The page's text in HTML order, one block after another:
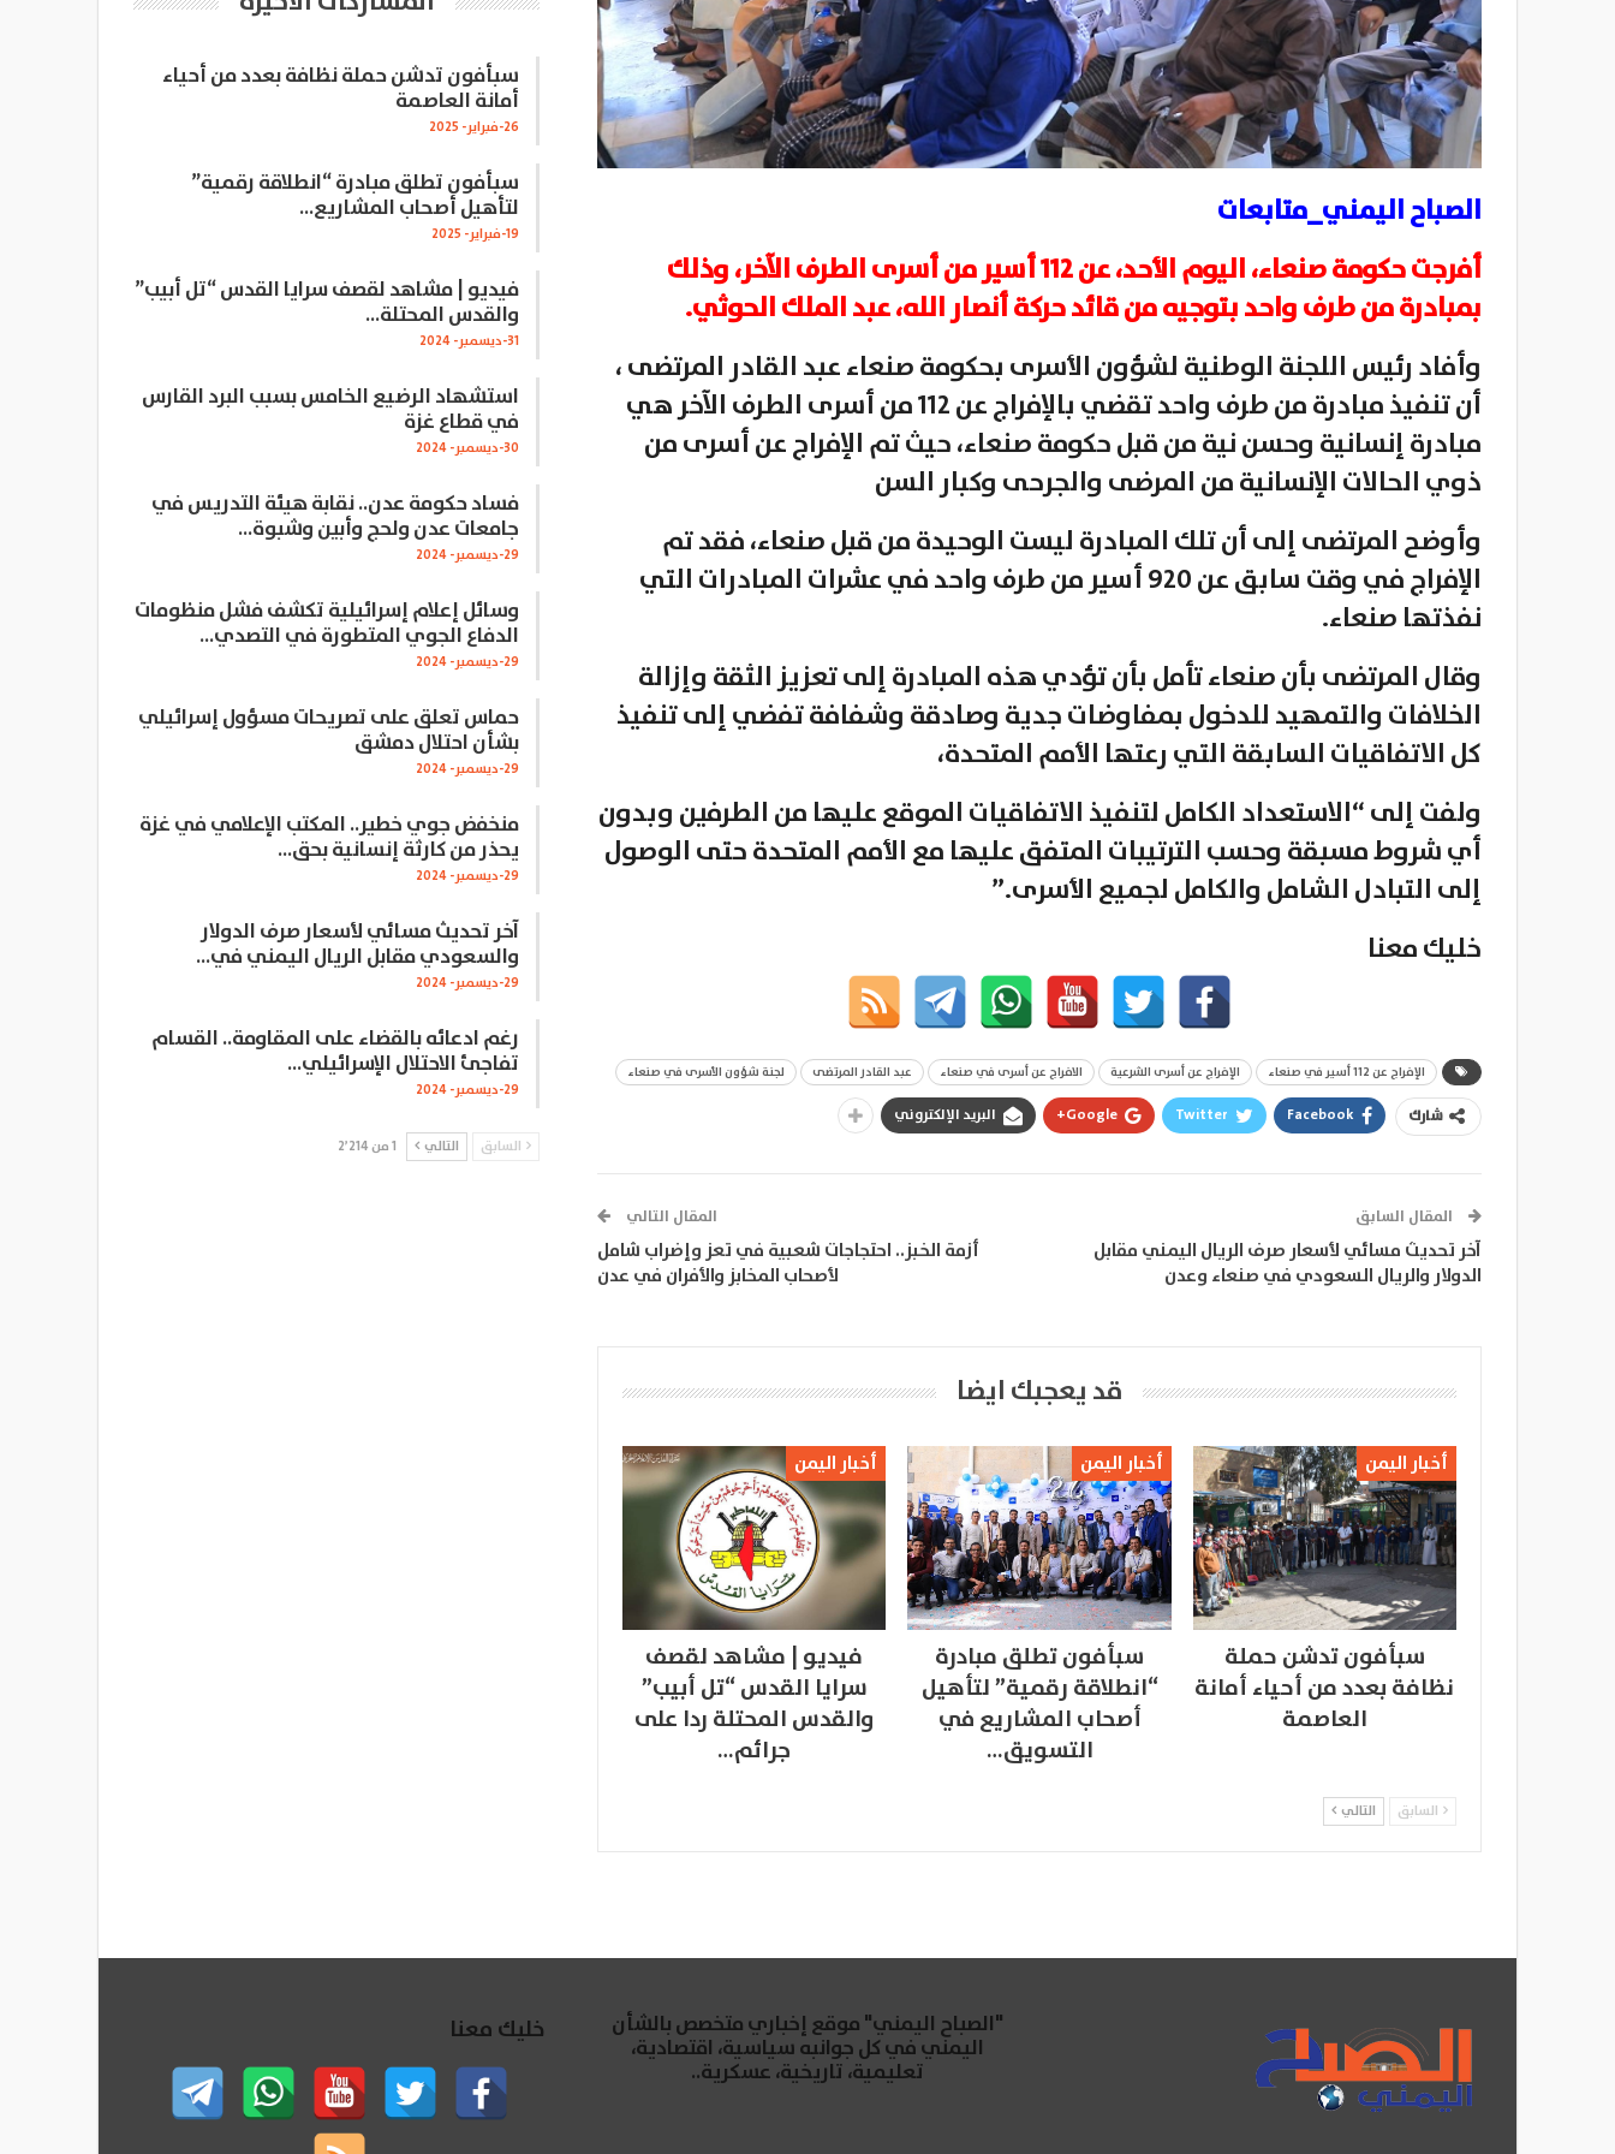
الصباح اليمني_متابعات
أفرجت حكومة صنعاء، اليوم الأحد، عن 112 أسير من أسرى الطرف الآخر، وذلك
بمبادرة من طرف واحد بتوجيه من قائد حركة أنصار الله، عبد الملك الحوثي.
وأفاد رئيس اللجنة الوطنية لشؤون الأسرى بحكومة صنعاء عبد القادر المرتضى ،
أن تنفيذ مبادرة من طرف واحد تقضي بالإفراج عن 112 من أسرى الطرف الآخر هي
مبادرة إنسانية وحسن نية من قبل حكومة صنعاء، حيث تم الإفراج عن أسرى من
ذوي الحالات الإنسانية من المرضى والجرحى وكبار السن
وأوضح المرتضى إلى أن تلك المبادرة ليست الوحيدة من قبل صنعاء، فقد تم
الإفراج في وقت سابق عن 920 أسير من طرف واحد في عشرات المبادرات التي
نفذتها صنعاء.
وقال المرتضى بأن صنعاء تأمل بأن تؤدي هذه المبادرة إلى تعزيز الثقة وإزالة
الخلافات والتمهيد للدخول بمفاوضات جدية وصادقة وشفافة تفضي إلى تنفيذ
كل الاتفاقيات السابقة التي رعتها الأمم المتحدة،
ولفت إلى “الاستعداد الكامل لتنفيذ الاتفاقيات الموقع عليها من الطرفين وبدون
أي شروط مسبقة وحسب الترتيبات المتفق عليها مع الأمم المتحدة حتى الوصول
إلى التبادل الشامل والكامل لجميع الأسرى.”
خليك معنا
الإفراج عن 112 أسير في صنعاء الإفراج عن أسرى الشرعية الافراج عن أسرى في صنعاء عبد القادر المرتضى لجنة شؤون الأسرى في صنعاء
شارك Facebook
Twitter
Google+ البريد الإلكتروني
المقال السابق
آخر تحديث مسائي لأسعار صرف الريال اليمني مقابل
الدولار والريال السعودي في صنعاء وعدن
المقال التالي
أزمة الخبز.. احتجاجات شعبية في تعز وإضراب شامل
لأصحاب المخابز والأفران في عدن
قد يعجبك ايضا
أخبار اليمن
سبأفون تدشن حملة
نظافة بعدد من أحياء أمانة
العاصمة
أخبار اليمن
سبأفون تطلق مبادرة
“انطلاقة رقمية” لتأهيل
أصحاب المشاريع في
التسويق…
أخبار اليمن
فيديو | مشاهد لقصف
سرايا القدس “تل أبيب”
والقدس المحتلة ردا على
جرائم…
السابق التالي
سبأفون تدشن حملة نظافة بعدد من أحياء
أمانة العاصمة
26-فبراير- 2025
سبأفون تطلق مبادرة “انطلاقة رقمية”
لتأهيل أصحاب المشاريع…
19-فبراير- 2025
فيديو | مشاهد لقصف سرايا القدس “تل أبيب”
والقدس المحتلة…
31-ديسمبر- 2024
استشهاد الرضيع الخامس بسبب البرد القارس
في قطاع غزة
30-ديسمبر- 2024
فساد حكومة عدن.. نقابة هيئة التدريس في
جامعات عدن ولحج وأبين وشبوة…
29-ديسمبر- 2024
وسائل إعلام إسرائيلية تكشف فشل منظومات
الدفاع الجوي المتطورة في التصدي…
29-ديسمبر- 2024
حماس تعلق على تصريحات مسؤول إسرائيلي
بشأن احتلال دمشق
29-ديسمبر- 2024
منخفض جوي خطير.. المكتب الإعلامي في غزة
يحذر من كارثة إنسانية بحق…
29-ديسمبر- 2024
آخر تحديث مسائي لأسعار صرف الدولار
والسعودي مقابل الريال اليمني في…
29-ديسمبر- 2024
رغم ادعائه بالقضاء على المقاومة.. القسام
تفاجئ الاحتلال الإسرائيلي…
29-ديسمبر- 2024
السابق التالي 1 من 2٬214
"الصباح اليمني" موقع إخباري متخصص بالشأن
اليمني في كل جوانبه سياسية، اقتصادية،
تعليمية، تاريخية، عسكرية..
خليك معنا